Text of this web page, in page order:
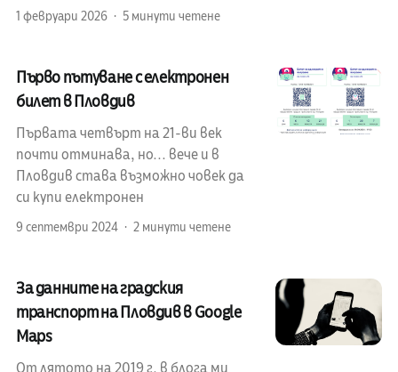
1 февруари 2026 5 минути четене
Първо пътуване с електронен
билет в Пловдив
Първата четвърт на 21-ви век
почти отминава, но... вече и в
Пловдив става възможно човек да
си купи електронен
9 септември 2024 2 минути четене
За данните на градския
транспорт на Пловдив в Google
Maps